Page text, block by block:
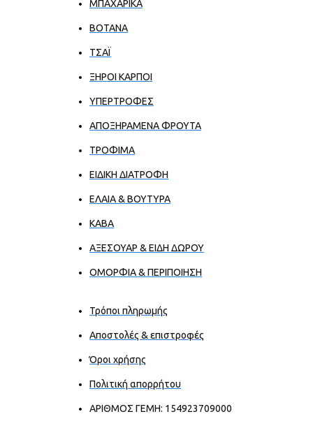
ΜΠΑΧΑΡΙΚΑ
ΒΟΤΑΝΑ
ΤΣΑΪ
ΞΗΡΟΙ ΚΑΡΠΟΙ
ΥΠΕΡΤΡΟΦΕΣ
ΑΠΟΞΗΡΑΜΕΝΑ ΦΡΟΥΤΑ
ΤΡΟΦΙΜΑ
ΕΙΔΙΚΗ ΔΙΑΤΡΟΦΗ
ΕΛΑΙΑ & ΒΟΥΤΥΡΑ
ΚΑΒΑ
ΑΞΕΣΟΥΑΡ & ΕΙΔΗ ΔΩΡΟΥ
ΟΜΟΡΦΙΑ & ΠΕΡΙΠΟΙΗΣΗ
Τρόποι πληρωμής
Αποστολές & επιστροφές
Όροι χρήσης
Πολιτική απορρήτου
ΑΡΙΘΜΟΣ ΓΕΜΗ: 154923709000